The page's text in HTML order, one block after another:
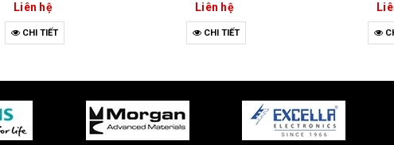
Liên hệ
CHI TIẾT
Liên hệ
CHI TIẾT